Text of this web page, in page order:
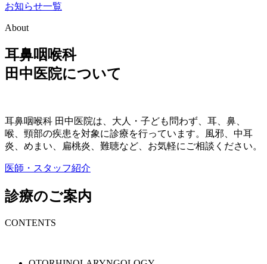
お知らせ一覧
About
耳鼻咽喉科
田中医院について
耳鼻咽喉科 田中医院は、大人・子ども問わず、耳、鼻、
喉、頸部の疾患を対象に診療を行っています。風邪、中耳
炎、めまい、扁桃炎、難聴など、お気軽にご相談ください。
医師・スタッフ紹介
診療のご案内
CONTENTS